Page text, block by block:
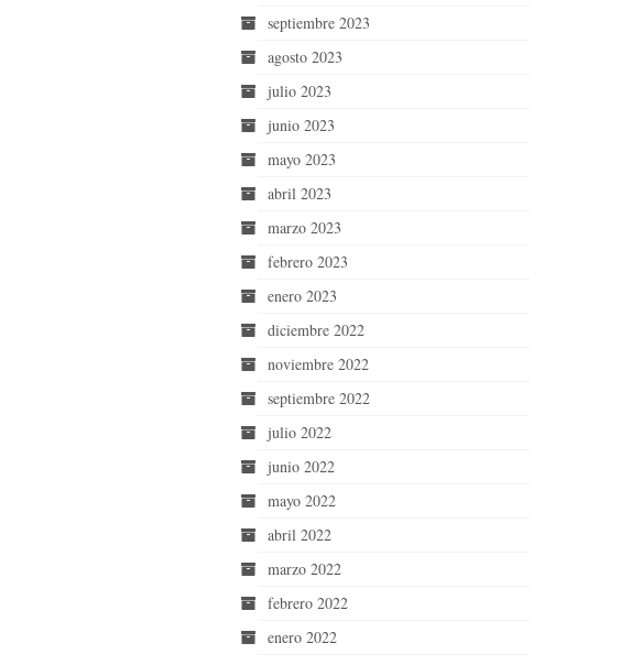
septiembre 2023
agosto 2023
julio 2023
junio 2023
mayo 2023
abril 2023
marzo 2023
febrero 2023
enero 2023
diciembre 2022
noviembre 2022
septiembre 2022
julio 2022
junio 2022
mayo 2022
abril 2022
marzo 2022
febrero 2022
enero 2022